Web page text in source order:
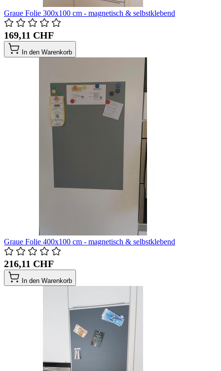
Graue Folie 300x100 cm - magnetisch & selbstklebend
169,11 CHF
In den Warenkorb
Graue Folie 400x100 cm - magnetisch & selbstklebend
216,11 CHF
In den Warenkorb